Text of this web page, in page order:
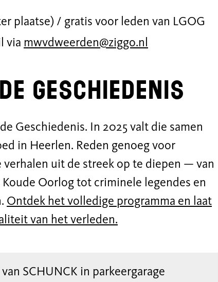
plaatse) / gratis voor leden van LGOG
via mwvdweerden@ziggo.nl
geschiedenis
Geschiedenis. In 2025 valt die samen
in Heerlen. Reden genoeg voor
verhalen uit de streek op te diepen — van
Oorlog tot criminele legendes en
Ontdek het volledige programma en laat
van het verleden.
SCHUNCK in parkeergarage